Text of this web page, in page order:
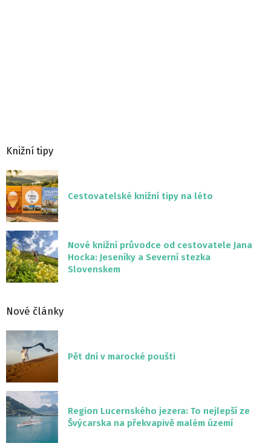
Knižní tipy
Cestovatelské knižní tipy na léto
Nové knižní průvodce od cestovatele Jana
Hocka: Jeseníky a Severní stezka
Slovenskem
Nové články
Pět dní v marocké poušti
Region Lucernského jezera: To nejlepší ze
Švýcarska na překvapivě malém území